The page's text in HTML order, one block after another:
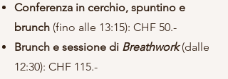
Conferenza in cerchio, spuntino e
brunch (fino alle 13:15): CHF 50.-
Brunch e sessione di Breathwork(dalle
12:30): CHF 115.-